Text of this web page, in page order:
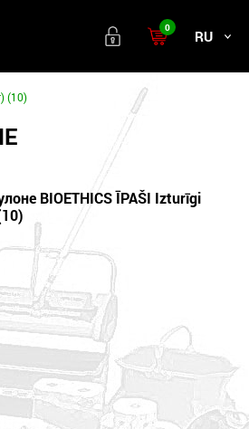
0 RU
(10)
BIOETHICS ĪPAŠI Izturīgi